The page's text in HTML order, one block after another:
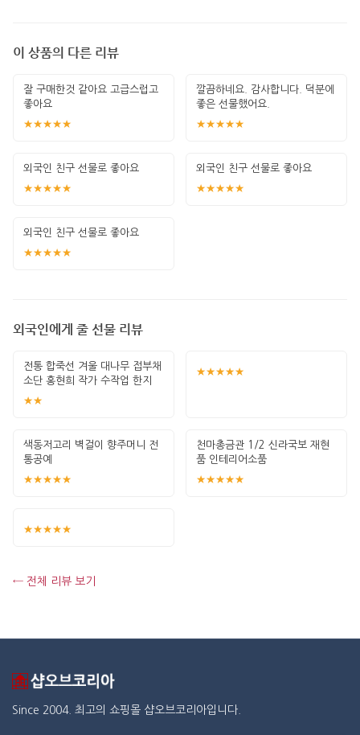
이 상품의 다른 리뷰
잘 구매한것 같아요 고급스럽고
좋아요
★★★★★
깔끔하네요. 감사합니다. 덕분에
좋은 선물했어요.
★★★★★
외국인 친구 선물로 좋아요
★★★★★
외국인 친구 선물로 좋아요
★★★★★
외국인 친구 선물로 좋아요
★★★★★
외국인에게 줄 선물 리뷰
전통 합죽선 겨울 대나무 접부채
소단 홍현희 작가 수작업 한지
그림 고급
★★
★★★★★
색동저고리 벽걸이 향주머니 전
통공예
★★★★★
천마총금관 1/2 신라국보 재현
품 인테리어소품
★★★★★
★★★★★
← 전체 리뷰 보기
Since 2004. 최고의 쇼핑몰 샵오브코리아입니다.